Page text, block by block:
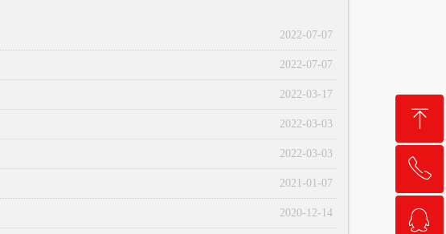
2022-07-07
2022-07-07
2022-03-17
2022-03-03
2022-03-03
2021-01-07
2020-12-14
ꁸ
回到顶部
ꂅ
ꁗ